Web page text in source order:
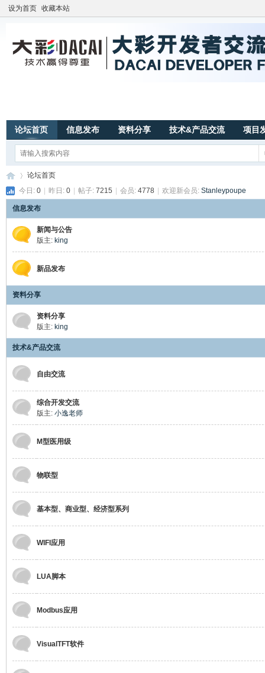
设为首页 收藏本站
论坛首页 信息发布 资料分享 技术&产品交流 项目
州
»
论坛首页
今日: 0 昨日: 0 帖子: 7215 会员: 4778 欢迎新会员: Stanleypoupe
信息发布
新闻与公告
版主: king
新品发布
资料分享
资料分享
版主: king
技术&产品交流
自由交流
综合开发交流
版主: 小逸老师
M型医用级
物联型
基本型、商业型、经济型系列
WIFI应用
LUA脚本
Modbus应用
VisualTFT软件